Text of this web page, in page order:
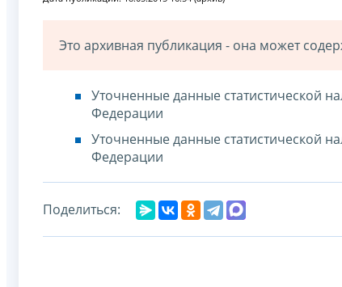
Это архивная публикация - она может
Уточненные данные статистической
Федерации
Уточненные данные статистической
Федерации
Поделиться: